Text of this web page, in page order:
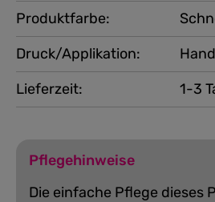
Produktfarbe:
Druck/Applikation:
Lieferzeit: 1-3
Pflegehinweise
Die einfache Pflege dieses